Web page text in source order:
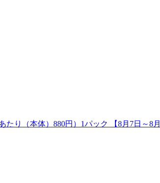
たり（本体）880円）1パック 【8月7日～8